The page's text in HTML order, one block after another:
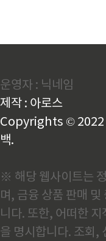
운영자 : 닉네임
제작 : 아로스
Copyrights © 2022
백.
※ 해당 웹사이트는
며, 금융 상품 판매
니다. 또한, 어떠한
을 명시합니다. 조회,